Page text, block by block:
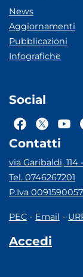
News
Aggiornamenti
Pubblicazioni
Infografiche
Social
Contatti
via Garibaldi, 114
Tel. 0746267201
P.Iva
PEC - Email -
Accedi